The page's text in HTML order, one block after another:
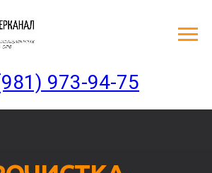
973-94-75